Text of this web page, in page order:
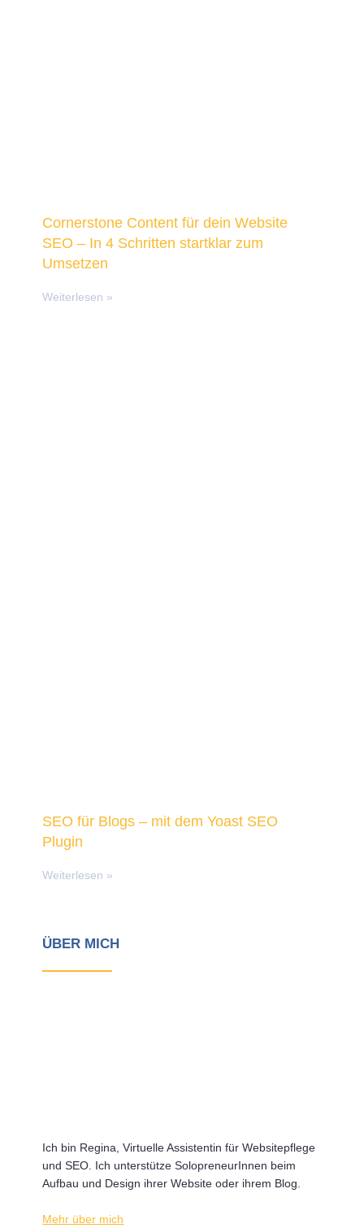
Cornerstone Content für dein Website
SEO – In 4 Schritten startklar zum
Umsetzen
Weiterlesen »
SEO für Blogs – mit dem Yoast SEO
Plugin
Weiterlesen »
ÜBER MICH
Ich bin Regina, Virtuelle Assistentin für Websitepflege
und SEO. Ich unterstütze SolopreneurInnen beim
Aufbau und Design ihrer Website oder ihrem Blog.
Mehr über mich